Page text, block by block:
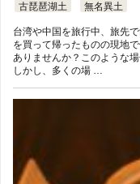
古琵琶湖土
無名異土
台湾や中国を旅行中、旅先
を買って帰ったものの現地
ありませんか？このような
しかし、多くの場 …